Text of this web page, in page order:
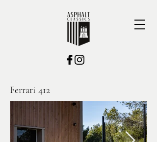
Ferrari 412